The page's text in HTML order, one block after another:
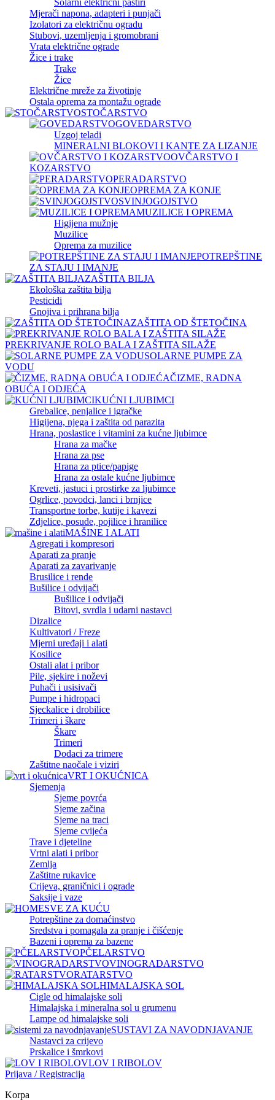
Solarni električni pastiri
Mjerači napona, adapteri i punjači
Izolatori za električnu ogradu
Stubovi, uzemljenja i gromobrani
Vrata električne ograde
Žice i trake
Trake
Žice
Električne mreže za životinje
Ostala oprema za montažu ograde
STOČARSTVO
GOVEDARSTVO
Uzgoj teladi
MINERALNI BLOKOVI I KANTE ZA LIZANJE
OVČARSTVO I
KOZARSTVO
PERADARSTVO
OPREMA ZA KONJE
SVINJOGOJSTVO
MUZILICE I OPREMA
Higijena mužnje
Muzilice
Oprema za muzilice
POTREPŠTINE
ZA STAJU I IMANJE
ZAŠTITA BILJA
Ekološka zaštita bilja
Pesticidi
Gnojiva i prihrana bilja
ZAŠTITA OD ŠTETOČINA
PREKRIVANJE ROLO BALA I ZAŠTITA SILAŽE
SOLARNE PUMPE ZA
VODU
ČIZME, RADNA
OBUĆA I ODJEĆA
KUĆNI LJUBIMCI
Grebalice, penjalice i igračke
Higijena, njega i zaštita od parazita
Hrana, poslastice i vitamini za kućne ljubimce
Hrana za mačke
Hrana za pse
Hrana za ptice/papige
Hrana za ostale kućne ljubimce
Kreveti, jastuci i prostirke za ljubimce
Ogrlice, povodci, lanci i brnjice
Transportne torbe, kutije i kavezi
Zdjelice, posude, pojilice i hranilice
MAŠINE I ALATI
Agregati i kompresori
Aparati za pranje
Aparati za zavarivanje
Brusilice i rende
Bušilice i odvijači
Bušilice i odvijači
Bitovi, svrdla i udarni nastavci
Dizalice
Kultivatori / Freze
Mjerni uređaji i alati
Kosilice
Ostali alat i pribor
Pile, sjekire i noževi
Puhači i usisivači
Pumpe i hidropaci
Sjeckalice i drobilice
Trimeri i škare
Škare
Trimeri
Dodaci za trimere
Zaštitne naočale i viziri
VRT I OKUĆNICA
Sjemenja
Sjeme povrća
Sjeme začina
Sjeme na traci
Sjeme cvijeća
Trave i djeteline
Vrtni alati i pribor
Zemlja
Zaštitne rukavice
Crijeva, graničnici i ograde
Saksije i vaze
SVE ZA KUĆU
Potrepštine za domaćinstvo
Sredstva i pomagala za pranje i čišćenje
Bazeni i oprema za bazene
PČELARSTVO
VINOGRADARSTVO
RATARSTVO
HIMALAJSKA SOL
Cigle od himalajske soli
Himalajska i mineralna sol u grumenu
Lampe od himalajske soli
SUSTAVI ZA NAVODNJAVANJE
Nastavci za crijevo
Prskalice i šmrkovi
LOV I RIBOLOV
Prijava / Registracija
Korpa